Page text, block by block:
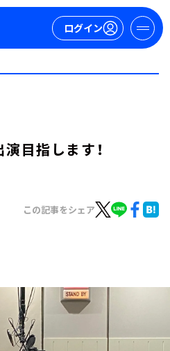
ログイン
目指します！
この記事をシェア